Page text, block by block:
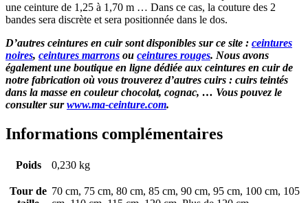
une ceinture de 1,25 à 1,70 m … Dans ce cas, la couture des 2
bandes sera discrète et sera positionnée dans le dos.
D’autres ceintures en cuir sont disponibles sur ce site : ceintures
noires, ceintures marrons ou ceintures rouges. Nous avons
également une boutique en ligne dédiée aux ceintures en cuir de
notre fabrication où vous trouverez d’autres cuirs : cuirs teintés
dans la masse en couleur chocolat, cognac, … Vous pouvez le
consulter surwww.ma-ceinture.com.
Informations complémentaires
Poids 0,230 kg
Tour de 70 cm, 75 cm, 80 cm, 85 cm, 90 cm, 95 cm, 100 cm, 105